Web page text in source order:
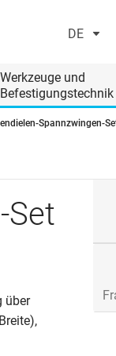
DE
Werkzeuge und
Befestigungstechnik
Spannzwingen-
Set
über